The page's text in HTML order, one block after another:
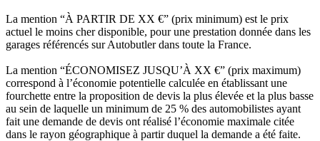
La mention “À PARTIR DE XX €” (prix minimum) est le prix
actuel le moins cher disponible, pour une prestation donnée dans les
garages référencés sur Autobutler dans toute la France.
La mention “ÉCONOMISEZ JUSQU’À XX €” (prix maximum)
correspond à l’économie potentielle calculée en établissant une
fourchette entre la proposition de devis la plus élevée et la plus basse
au sein de laquelle un minimum de 25 % des automobilistes ayant
fait une demande de devis ont réalisé l’économie maximale citée
dans le rayon géographique à partir duquel la demande a été faite.